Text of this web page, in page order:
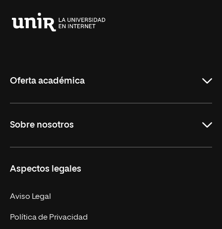
Oferta académica
Másteres Oficiales
Doctorados
Experto Universitario
Postgrados
Sobre nosotros
Facultades
Nuestro Equipo
Trabaja en UNIR
Aspectos legales
Aviso Legal
Política de Privacidad